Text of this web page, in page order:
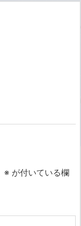
※ が付いている欄